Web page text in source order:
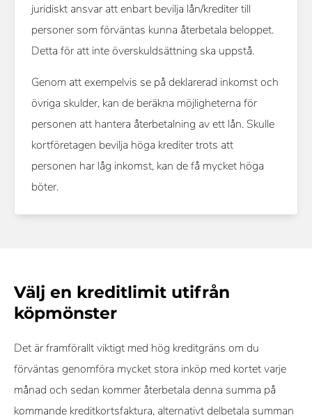
juridiskt ansvar att enbart bevilja lån/krediter till
personer som förväntas kunna återbetala beloppet.
Detta för att inte överskuldsättning ska uppstå.
Genom att exempelvis se på deklarerad inkomst och
övriga skulder, kan de beräkna möjligheterna för
personen att hantera återbetalning av ett lån. Skulle
kortföretagen bevilja höga krediter trots att
personen har låg inkomst, kan de få mycket höga
böter.
Välj en kreditlimit utifrån
köpmönster
Det är framförallt viktigt med hög kreditgräns om du
förväntas genomföra mycket stora inköp med kortet varje
månad och sedan kommer återbetala denna summa på
kommande kreditkortsfaktura, alternativt delbetala summan